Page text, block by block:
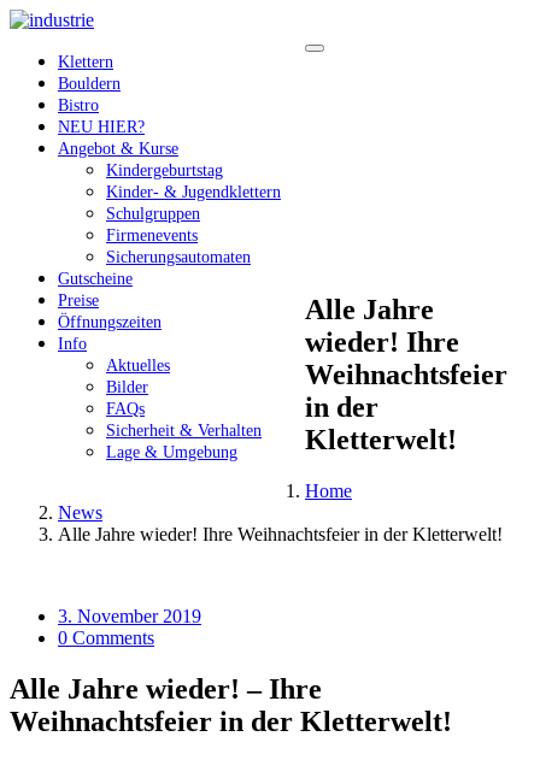
Klettern
Bouldern
Bistro
NEU HIER?
Angebot & Kurse
Kindergeburtstag
Kinder- & Jugendklettern
Schulgruppen
Firmenevents
Sicherungsautomaten
Gutscheine
Preise
Öffnungszeiten
Info
Aktuelles
Bilder
FAQs
Sicherheit & Verhalten
Lage & Umgebung
Alle Jahre
wieder! Ihre
Weihnachtsfeier
in der
Kletterwelt!
Home
News
Alle Jahre wieder! Ihre Weihnachtsfeier in der Kletterwelt!
3. November 2019
0 Comments
Alle Jahre wieder! – Ihre
Weihnachtsfeier in der Kletterwelt!